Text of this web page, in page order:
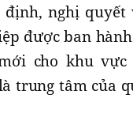
nghị quyết
được ban
cho khu
trung tâm của